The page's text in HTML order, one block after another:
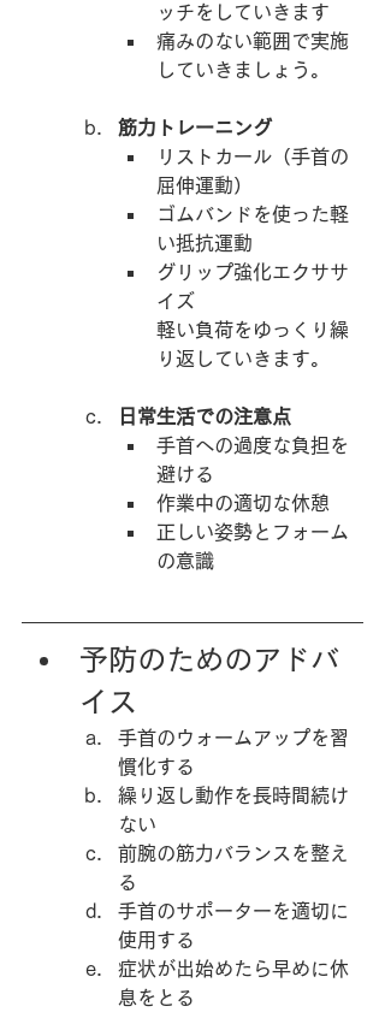
ッチをしていきます
痛みのない範囲で実施
していきましょう。
筋力トレーニング
リストカール（手首の
屈伸運動）
ゴムバンドを使った軽
い抵抗運動
グリップ強化エクササ
イズ
軽い負荷をゆっくり繰
り返していきます。
日常生活での注意点
手首への過度な負担を
避ける
作業中の適切な休憩
正しい姿勢とフォーム
の意識
予防のためのアドバ
イス
手首のウォームアップを習
慣化する
繰り返し動作を長時間続け
ない
前腕の筋力バランスを整え
る
手首のサポーターを適切に
使用する
症状が出始めたら早めに休
息をとる